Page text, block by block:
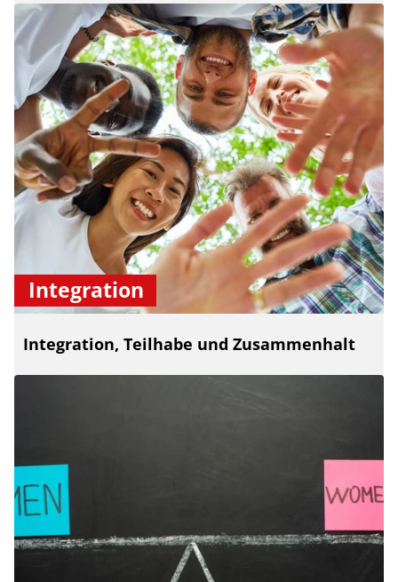
Integration
Integration, Teilhabe und Zusammenhalt